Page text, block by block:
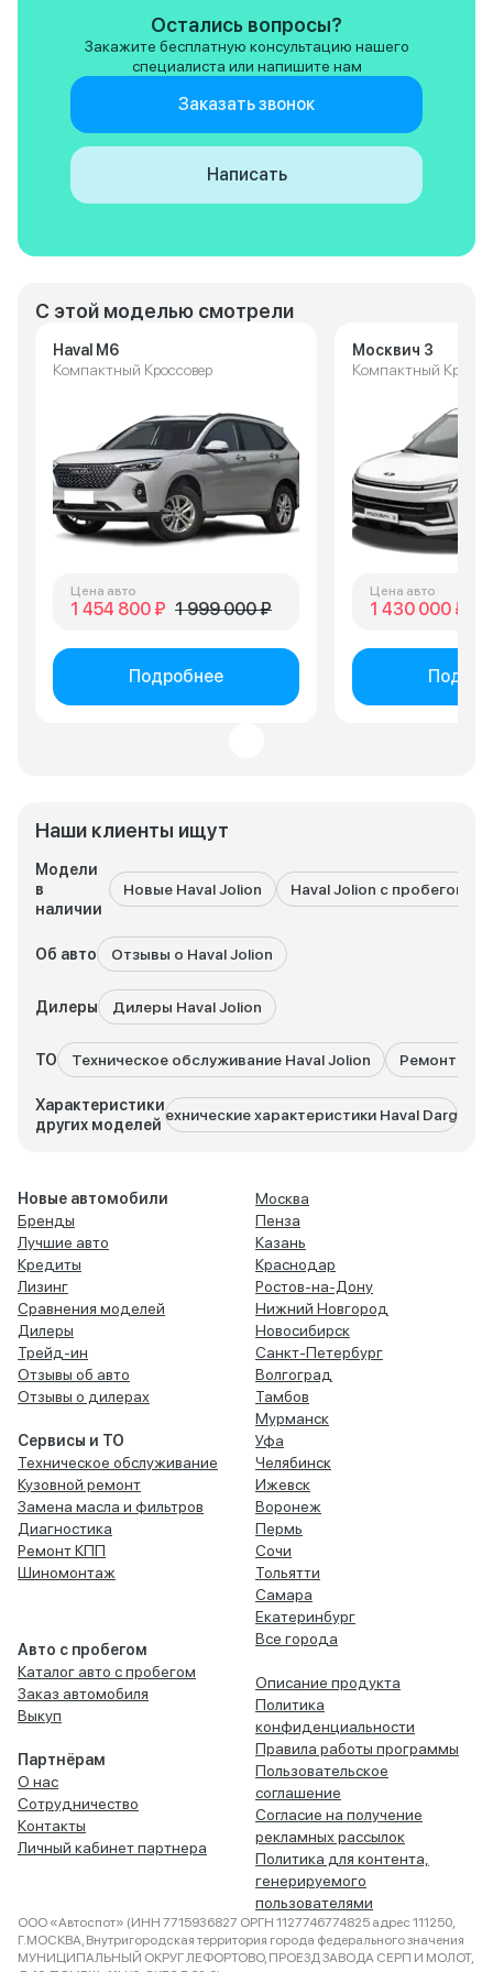
Наши клиенты ищут
Модели
в
наличии
Новые Haval Jolion Haval Jolion с пробегом
Об авто Отзывы о Haval Jolion
Дилеры Дилеры Haval Jolion
ТО Техническое обслуживание Haval Jolion Ремонт
Характеристики
других моделей
Технические характеристики Haval Dargo
С этой моделью смотрели
Haval M6
Компактный Кроссовер
Цена авто
1 454 800 ₽ 1 999 000 ₽
Подробнее
Москвич 3
Компактный
Цена авто
1 430 000 ₽
Остались вопросы?
Закажите бесплатную консультацию нашего
специалиста или напишите нам
Заказать звонок
Написать
Новые автомобили
Бренды
Лучшие авто
Кредиты
Лизинг
Сравнения моделей
Дилеры
Трейд-ин
Отзывы об авто
Отзывы о дилерах
Сервисы и ТО
Техническое обслуживание
Кузовной ремонт
Замена масла и фильтров
Диагностика
Ремонт КПП
Шиномонтаж
Авто с пробегом
Каталог авто с пробегом
Заказ автомобиля
Выкуп
Партнёрам
О нас
Сотрудничество
Контакты
Личный кабинет партнера
Москва
Пенза
Казань
Краснодар
Ростов-на-Дону
Нижний Новгород
Новосибирск
Санкт-Петербург
Волгоград
Тамбов
Мурманск
Уфа
Челябинск
Ижевск
Воронеж
Пермь
Сочи
Тольятти
Самара
Екатеринбург
Все города
Описание продукта
Политика
конфиденциальности
Правила работы программы
Пользовательское
соглашение
Согласие на получение
рекламных рассылок
Политика для контента,
генерируемого
пользователями
ООО «Автоспот» (ИНН 7715936827 ОРГН 1127746774825 адрес 111250,
Г.МОСКВА, Внутригородская территория города федерального значения
МУНИЦИПАЛЬНЫЙ ОКРУГ ЛЕФОРТОВО, ПРОЕЗД ЗАВОДА СЕРП И МОЛОТ,